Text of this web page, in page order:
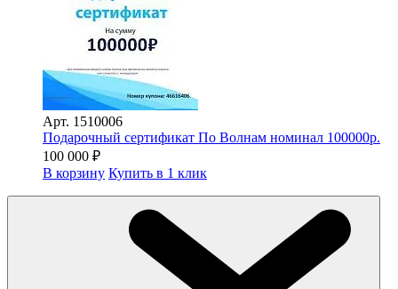
Арт. 1510006
Подарочный сертификат По Волнам номинал 100000р.
100 000 ₽
В корзину Купить в 1 клик